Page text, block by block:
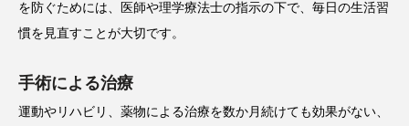
を防ぐためには、医師や理学療法士の指示の下で、毎日の生活習
慣を見直すことが大切です。
手術による治療
運動やリハビリ、薬物による治療を数か月続けても効果がない、